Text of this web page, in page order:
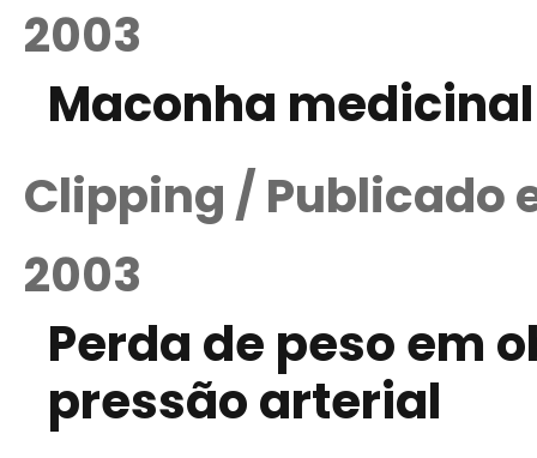
2003
Maconha
Clipping / Publicado
2003
Perda de peso em
pressão arterial